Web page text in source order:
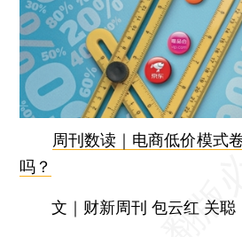
周刊数读｜电商低价模式
吗？
文｜财新周刊 包云红 关聪